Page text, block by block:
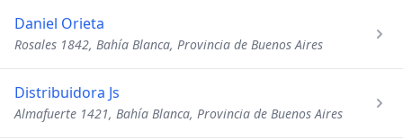
Daniel Orieta
Rosales 1842, Bahía Blanca, Provincia de Buenos Aires
Distribuidora Js
Almafuerte 1421, Bahía Blanca, Provincia de Buenos Aires